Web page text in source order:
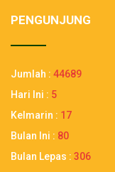
PENGUNJUNG
Jumlah : 44689
Hari Ini : 5
Kelmarin : 17
Bulan Ini : 80
Bulan Lepas : 306